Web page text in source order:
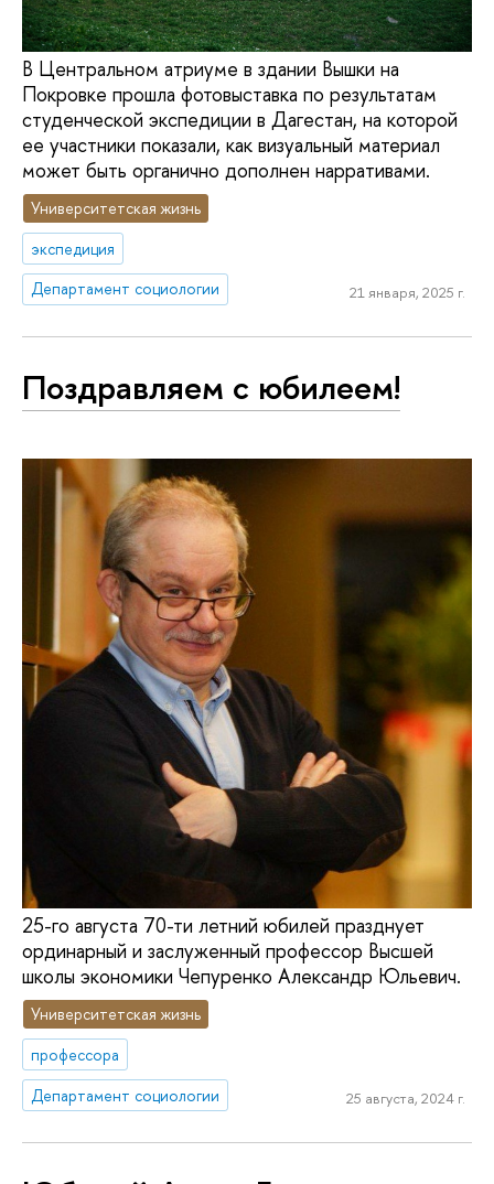
В Центральном атриуме в здании Вышки на
Покровке прошла фотовыставка по результатам
студенческой экспедиции в Дагестан, на которой
ее участники показали, как визуальный материал
может быть органично дополнен нарративами.
Университетская жизнь
экспедиция
Департамент социологии
21 января, 2025 г.
Поздравляем с юбилеем!
25-го августа 70-ти летний юбилей празднует
ординарный и заслуженный профессор Высшей
школы экономики Чепуренко Александр Юльевич.
Университетская жизнь
профессора
Департамент социологии
25 августа, 2024 г.